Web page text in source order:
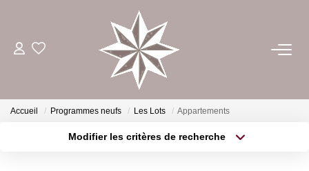
ACHETER
ESTIMER
Accueil Programmes neufs Les Lots Appartements
Modifier les critères de recherche